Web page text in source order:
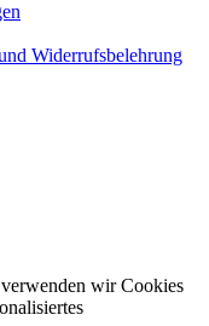
Widerrufsbelehrung
wir Cookies